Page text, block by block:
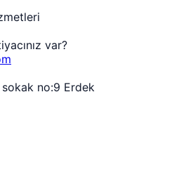
var?
no:9 Erdek